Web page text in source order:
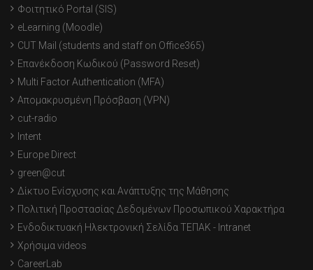
Φοιτητικό Portal (SIS)
eLearning (Moodle)
CUT Mail (students and staff on Office365)
Επανέκδοση Κωδικού (Password Reset)
Multi Factor Authentication (MFA)
Απομακρυσμένη Πρόσβαση (VPN)
cut-radio
Intent
Europe Direct
green@cut
Δίκτυο Ενίσχυσης και Ανάπτυξης της Μάθησης
Πολιτική Προστασίας Δεδομένων Προσωπικού Χαρακτήρα
Ενδοδικτυακή Ηλεκτρονική Σελίδα ΤΕΠΑΚ - Intranet
Χρήσιμα videos
CareerLab